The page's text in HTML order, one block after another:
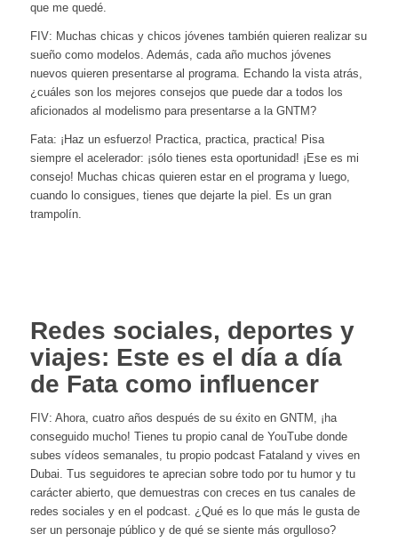
que me quedé.
FIV: Muchas chicas y chicos jóvenes también quieren realizar su
sueño como modelos. Además, cada año muchos jóvenes
nuevos quieren presentarse al programa. Echando la vista atrás,
¿cuáles son los mejores consejos que puede dar a todos los
aficionados al modelismo para presentarse a la GNTM?
Fata: ¡Haz un esfuerzo! Practica, practica, practica! Pisa
siempre el acelerador: ¡sólo tienes esta oportunidad! ¡Ese es mi
consejo! Muchas chicas quieren estar en el programa y luego,
cuando lo consigues, tienes que dejarte la piel. Es un gran
trampolín.
Redes sociales, deportes y
viajes: Este es el día a día
de Fata como influencer
FIV: Ahora, cuatro años después de su éxito en GNTM, ¡ha
conseguido mucho! Tienes tu propio canal de YouTube donde
subes vídeos semanales, tu propio podcast Fataland y vives en
Dubai. Tus seguidores te aprecian sobre todo por tu humor y tu
carácter abierto, que demuestras con creces en tus canales de
redes sociales y en el podcast. ¿Qué es lo que más le gusta de
ser un personaje público y de qué se siente más orgulloso?